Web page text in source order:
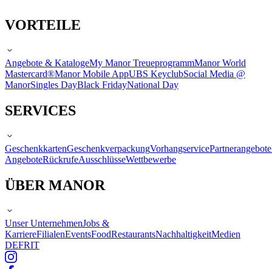
VORTEILE
Angebote & KatalogeMy Manor TreueprogrammManor World
Mastercard®Manor Mobile AppUBS KeyclubSocial Media @
ManorSingles DayBlack FridayNational Day
SERVICES
GeschenkkartenGeschenkverpackungVorhangservicePartnerangebote
AngeboteRückrufeAusschlüsseWettbewerbe
ÜBER MANOR
Unser UnternehmenJobs &
KarriereFilialenEventsFoodRestaurantsNachhaltigkeitMedien
DEFRIT